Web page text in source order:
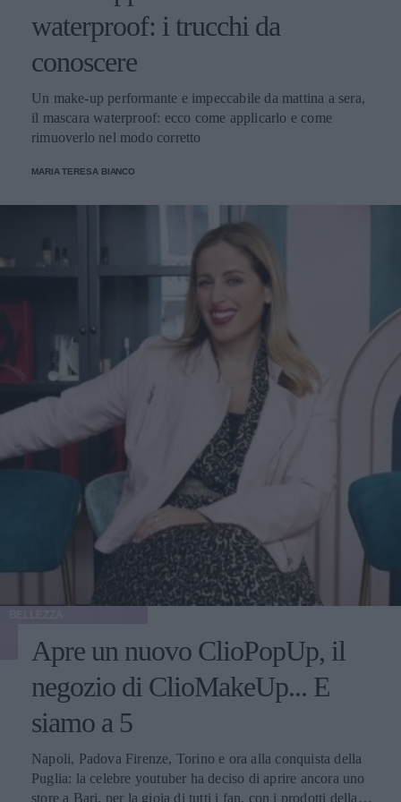
waterproof: i trucchi da
conoscere
Un make-up performante e impeccabile da mattina a sera,
il mascara waterproof: ecco come applicarlo e come
rimuoverlo nel modo corretto
MARIA TERESA BIANCO
Apre un nuovo ClioPopUp, il
negozio di ClioMakeUp... E
siamo a 5
Napoli, Padova Firenze, Torino e ora alla conquista della
Puglia: la celebre youtuber ha deciso di aprire ancora uno
store a Bari, per la gioia di tutti i fan, con i prodotti della